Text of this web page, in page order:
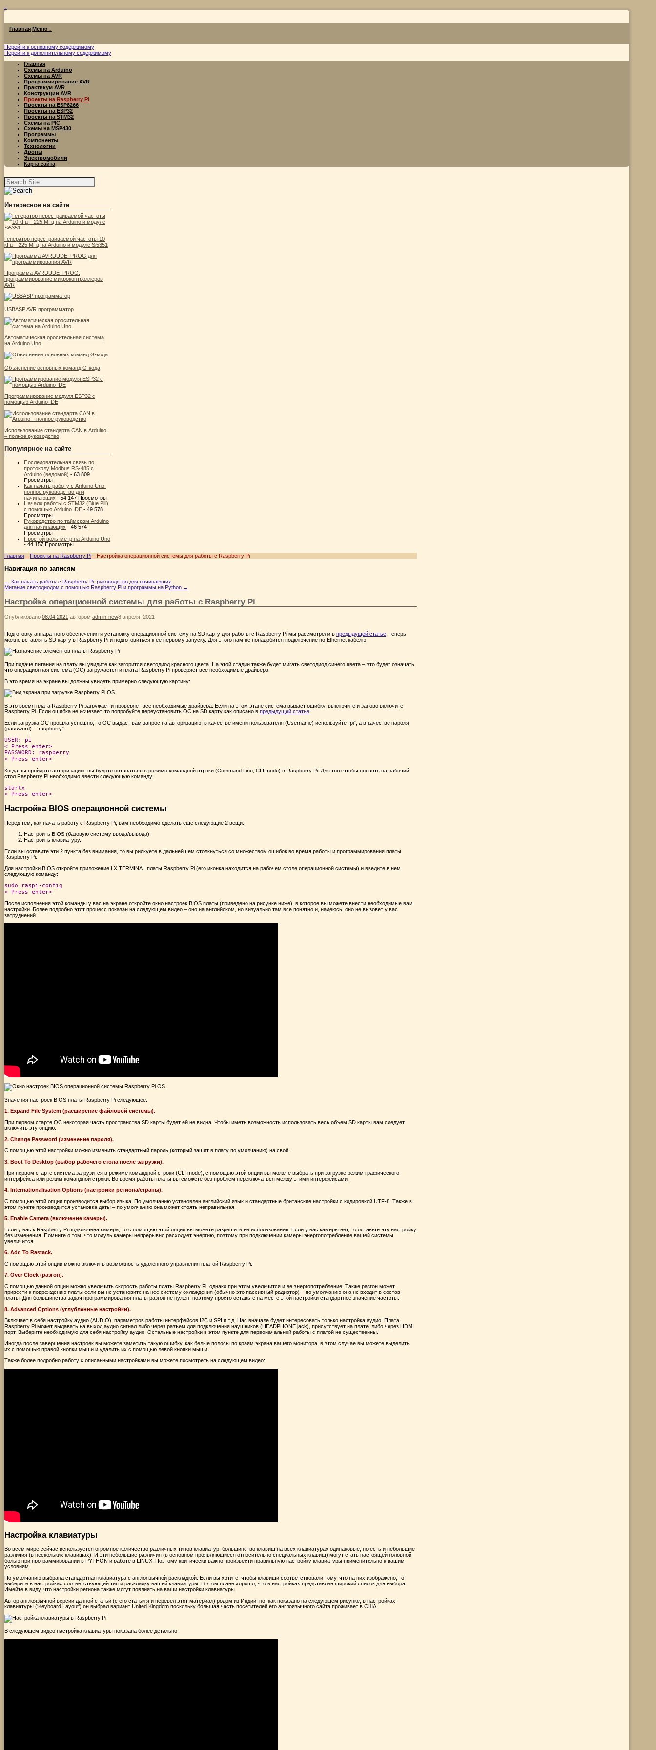
↓
Главная Меню ↓
Перейти к основному содержимому
Перейти к дополнительному содержимому
Главная
Схемы на Arduino
Схемы на AVR
Программирование AVR
Практикум AVR
Конструкции AVR
Проекты на Raspberry Pi
Проекты на ESP8266
Проекты на ESP32
Проекты на STM32
Схемы на PIC
Схемы на MSP430
Программы
Компоненты
Технологии
Дроны
Электромобили
Карта сайта
Найти:
Интересное на сайте
Генератор перестраиваемой частоты 10
кГц – 225 МГц на Arduino и модуле Si5351
Программа AVRDUDE_PROG:
программирование микроконтроллеров
AVR
USBASP AVR программатор
Автоматическая оросительная система
на Arduino Uno
Объяснение основных команд G-кода
Программирование модуля ESP32 с
помощью Arduino IDE
Использование стандарта CAN в Arduino
– полное руководство
Популярное на сайте
Последовательная связь по
протоколу Modbus RS-485 с
Arduino (ведомой) - 63 809
Просмотры
Как начать работу с Arduino Uno:
полное руководство для
начинающих - 54 147 Просмотры
Начало работы с STM32 (Blue Pill)
с помощью Arduino IDE - 49 578
Просмотры
Руководство по таймерам Arduino
для начинающих - 46 574
Просмотры
Простой вольтметр на Arduino Uno
- 44 157 Просмотры
Главная→ Проекты на Raspberry Pi→ Настройка операционной системы для работы с Raspberry Pi
Навигация по записям
← Как начать работу с Raspberry Pi: руководство для начинающих
Мигание светодиодом с помощью Raspberry Pi и программы на Python →
Настройка операционной системы для работы с Raspberry Pi
Опубликовано 08.04.2021 автором admin-new8 апреля, 2021
Подготовку аппаратного обеспечения и установку операционной систему на SD карту для работы с Raspberry Pi мы рассмотрели в предыдущей статье , теперь
можно вставлять SD карту в Raspberry Pi и подготовиться к ее первому запуску. Для этого нам не понадобится подключение по Ethernet кабелю.
При подаче питания на плату вы увидите как загорится светодиод красного цвета. На этой стадии также будет мигать светодиод синего цвета – это будет означать
что операционная система (ОС) загружается и плата Raspberry Pi проверяет все необходимые драйвера.
В это время на экране вы должны увидеть примерно следующую картину:
В это время плата Raspberry Pi загружает и проверяет все необходимые драйвера. Если на этом этапе система выдаст ошибку, выключите и заново включите
Raspberry Pi. Если ошибка не исчезает, то попробуйте переустановить ОС на SD карту как описано в предыдущей статье
Если загрузка ОС прошла успешно, то ОС выдаст вам запрос на авторизацию, в качестве имени пользователя (Username) используйте “pi”, а в качестве пароля
(password) - “raspberry”.
USER: pi
< Press enter>
PASSWORD: raspberry
< Press enter>
Когда вы пройдете авторизацию, вы будете оставаться в режиме командной строки (Command Line, CLI mode) в Raspberry Pi. Для того чтобы попасть на рабочий
стол Raspberry Pi необходимо ввести следующую команду:
startx
< Press enter>
Настройка BIOS операционной системы
Перед тем, как начать работу с Raspberry Pi, вам необходимо сделать еще следующие 2 вещи:
Настроить BIOS (базовую систему ввода/вывода).
Настроить клавиатуру.
Если вы оставите эти 2 пункта без внимания, то вы рискуете в дальнейшем столкнуться со множеством ошибок во время работы и программирования платы
Raspberry Pi.
Для настройки BIOS откройте приложение LX TERMINAL платы Raspberry Pi (его иконка находится на рабочем столе операционной системы) и введите в нем
следующую команду:
sudo raspi-config
< Press enter>
После исполнения этой команды у вас на экране откройте окно настроек BIOS платы (приведено на рисунке ниже), в которое вы можете внести необходимые вам
настройки. Более подробно этот процесс показан на следующем видео – оно на английском, но визуально там все понятно и, надеюсь, оно не вызовет у вас
затруднений.
Значения настроек BIOS платы Raspberry Pi следующее:
1. Expand File System (расширение файловой системы).
При первом старте ОС некоторая часть пространства SD карты будет ей не видна. Чтобы иметь возможность использовать весь объем SD карты вам следует
включить эту опцию.
2. Change Password (изменение пароля).
С помощью этой настройки можно изменить стандартный пароль (который зашит в плату по умолчанию) на свой.
3. Boot To Desktop (выбор рабочего стола после загрузки).
При первом старте система загрузится в режиме командной строки (CLI mode), с помощью этой опции вы можете выбрать при загрузке режим графического
интерфейса или режим командной строки. Во время работы платы вы сможете без проблем переключаться между этими интерфейсами.
4. Internationalisation Options (настройки региона/страны).
С помощью этой опции производится выбор языка. По умолчанию установлен английский язык и стандартные британские настройки с кодировкой UTF-8. Также в
этом пункте производится установка даты – по умолчанию она может стоять неправильная.
5. Enable Camera (включение камеры).
Если у вас к Raspberry Pi подключена камера, то с помощью этой опции вы можете разрешить ее использование. Если у вас камеры нет, то оставьте эту настройку
без изменения. Помните о том, что модуль камеры непрерывно расходует энергию, поэтому при подключении камеры энергопотребление вашей системы
увеличится.
6. Add To Rastack.
С помощью этой опции можно включить возможность удаленного управления платой Raspberry Pi.
7. Over Clock (разгон).
С помощью данной опции можно увеличить скорость работы платы Raspberry Pi, однако при этом увеличится и ее энергопотребление. Также разгон может
привести к повреждению платы если вы не установите на нее систему охлаждения (обычно это пассивный радиатор) – по умолчанию она не входит в состав
платы. Для большинства задач программирования платы разгон не нужен, поэтому просто оставьте на месте этой настройки стандартное значение частоты.
8. Advanced Options (углубленные настройки).
Включает в себя настройку аудио (AUDIO), параметров работы интерфейсов I2C и SPI и т.д. Нас вначале будет интересовать только настройка аудио. Плата
Raspberry Pi может выдавать на выход аудио сигнал либо через разъем для подключения наушников (HEADPHONE jack), присутствует на плате, либо через HDMI
порт. Выберите необходимую для себя настройку аудио. Остальные настройки в этом пункте для первоначальной работы с платой не существенны.
Иногда после завершения настроек вы можете заметить такую ошибку, как белые полосы по краям экрана вашего монитора, в этом случае вы можете выделить
их с помощью правой кнопки мыши и удалить их с помощью левой кнопки мыши.
Также более подробно работу с описанными настройками вы можете посмотреть на следующем видео:
Настройка клавиатуры
Во всем мире сейчас используется огромное количество различных типов клавиатур, большинство клавиш на всех клавиатурах одинаковые, но есть и небольшие
различия (в нескольких клавишах). И эти небольшие различия (в основном проявляющиеся относительно специальных клавиш) могут стать настоящей головной
болью при программировании в PYTHON и работе в LINUX. Поэтому критически важно произвести правильную настройку клавиатуры применительно к вашим
условиям.
По умолчанию выбрана стандартная клавиатура с англоязычной раскладкой. Если вы хотите, чтобы клавиши соответствовали тому, что на них изображено, то
выберите в настройках соответствующий тип и раскладку вашей клавиатуры. В этом плане хорошо, что в настройках представлен широкий список для выбора.
Имейте в виду, что настройки региона также могут повлиять на ваши настройки клавиатуры.
Автор англоязычной версии данной статьи (с его статьи я и перевел этот материал) родом из Индии, но, как показано на следующем рисунке, в настройках
клавиатуры (‘Keyboard Layout’) он выбрал вариант United Kingdom поскольку большая часть посетителей его англоязычного сайта проживает в США.
В следующем видео настройка клавиатуры показана более детально.